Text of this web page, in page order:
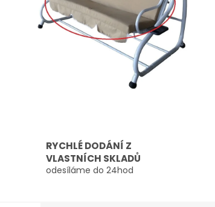
RYCHLÉ DODÁNÍ Z
VLASTNÍCH SKLADŮ
odesíláme do 24hod